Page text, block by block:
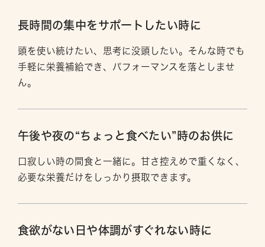
長時間の集中をサポートしたい時に
頭を使い続けたい、思考に没頭したい。そんな時でも
手軽に栄養補給でき、パフォーマンスを落としませ
ん。
午後や夜の“ちょっと食べたい”時のお供に
口寂しい時の間食と一緒に。甘さ控えめで重くなく、
必要な栄養だけをしっかり摂取できます。
食欲がない日や体調がすぐれない時に